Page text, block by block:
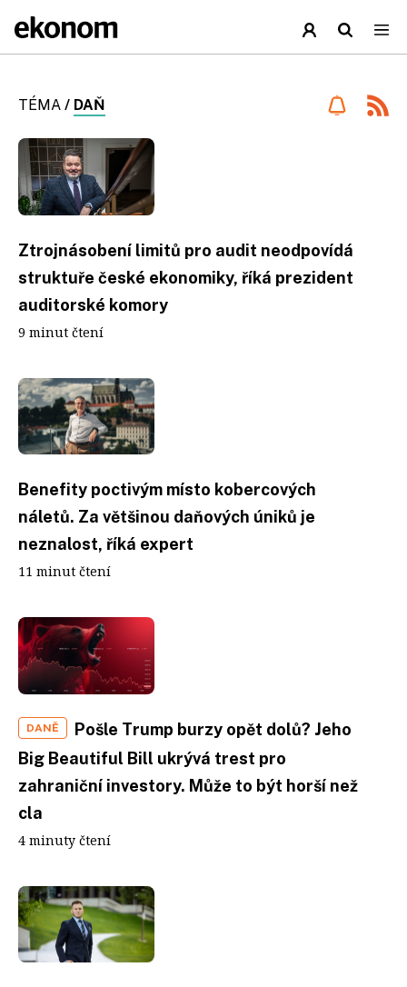
TÉMA / DAŇ
Ztrojnásobení limitů pro audit neodpovídá
struktuře české ekonomiky, říká prezident
auditorské komory
9 minut čtení
Benefity poctivým místo kobercových
náletů. Za většinou daňových úniků je
neznalost, říká expert
11 minut čtení
DANĚ
Pošle Trump burzy opět dolů? Jeho
Big Beautiful Bill ukrývá trest pro
zahraniční investory. Může to být horší než
cla
4 minuty čtení